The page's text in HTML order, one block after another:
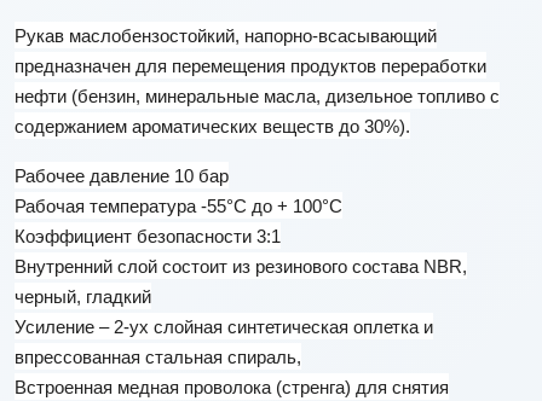
Рукав маслобензостойкий, напорно-всасывающий
предназначен для перемещения продуктов переработки
нефти (бензин, минеральные масла, дизельное топливо с
содержанием ароматических веществ до 30%).
Рабочее давление 10 бар
Рабочая температура -55°С до + 100°С
Коэффициент безопасности 3:1
Внутренний слой состоит из резинового состава NBR,
черный, гладкий
Усиление – 2-ух слойная синтетическая оплетка и
впрессованная стальная спираль,
Встроенная медная проволока (стренга) для снятия